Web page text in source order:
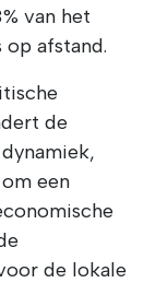
van het
afstand.
de
een
de lokale